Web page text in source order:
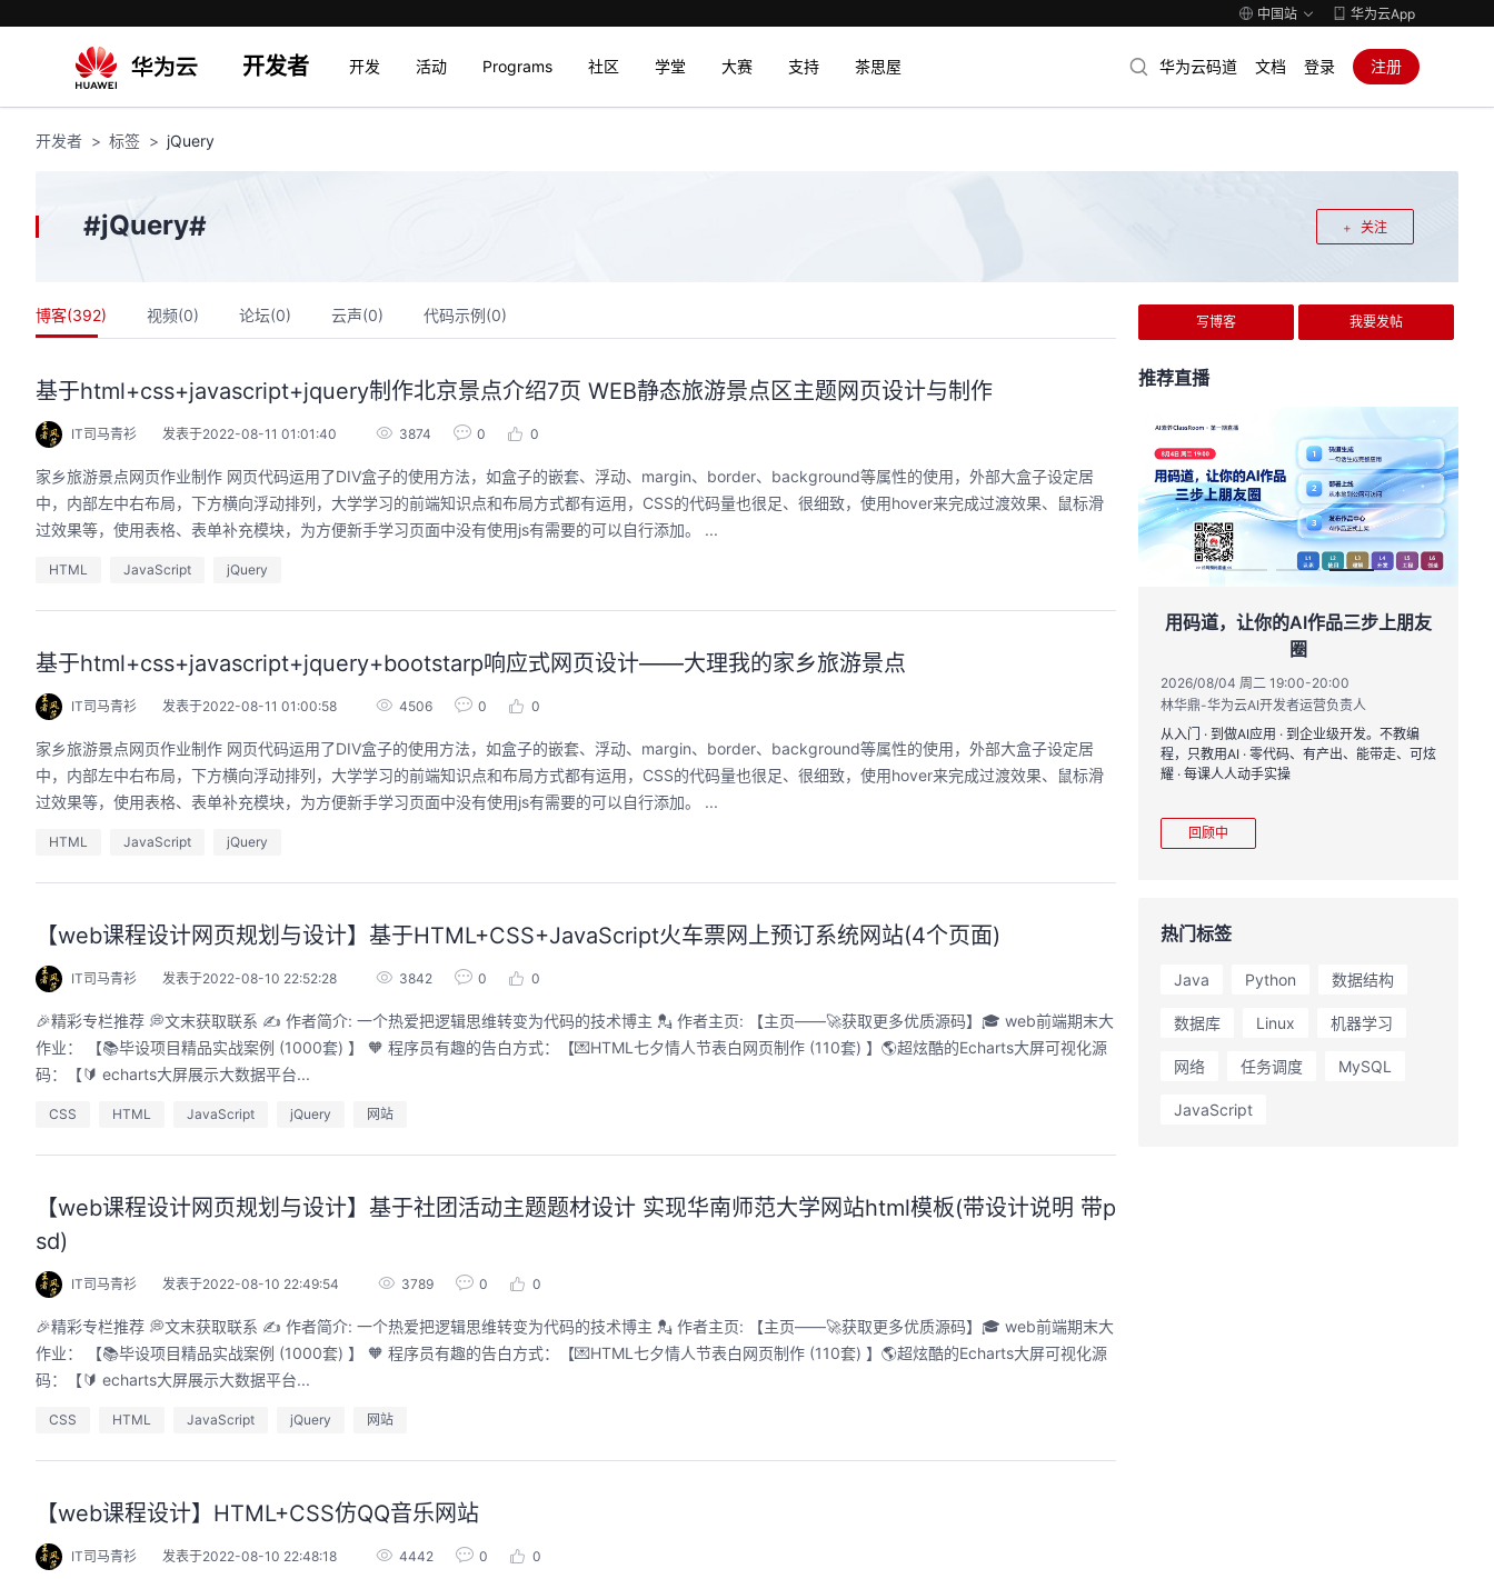
中国站 华为云App
开发者 开发 活动 Programs 社区 学堂 大赛 支持 茶思屋 华为云码道 文档 登录 注册
开发者 标签 jQuery
关注
#jQuery#
博客(392) 视频(0) 论坛(0) 云声(0) 代码示例(0)
基于html+css+javascript+jquery制作北京景点介绍7页 WEB静态旅游景点区主题网页设计与制作
IT司马青衫 发表于2022-08-11 01:01:40 3874 0 0
家乡旅游景点网页作业制作 网页代码运用了DIV盒子的使用方法，如盒子的嵌套、浮动、margin、border、background等属性的使用，外部大盒子设定居
中，内部左中右布局，下方横向浮动排列，大学学习的前端知识点和布局方式都有运用，CSS的代码量也很足、很细致，使用hover来完成过渡效果、鼠标滑
过效果等，使用表格、表单补充模块，为方便新手学习页面中没有使用js有需要的可以自行添加。 ...
HTML JavaScript jQuery
基于html+css+javascript+jquery+bootstarp响应式网页设计——大理我的家乡旅游景点
IT司马青衫 发表于2022-08-11 01:00:58 4506 0 0
家乡旅游景点网页作业制作 网页代码运用了DIV盒子的使用方法，如盒子的嵌套、浮动、margin、border、background等属性的使用，外部大盒子设定居
中，内部左中右布局，下方横向浮动排列，大学学习的前端知识点和布局方式都有运用，CSS的代码量也很足、很细致，使用hover来完成过渡效果、鼠标滑
过效果等，使用表格、表单补充模块，为方便新手学习页面中没有使用js有需要的可以自行添加。 ...
HTML JavaScript jQuery
【web课程设计网页规划与设计】基于HTML+CSS+JavaScript火车票网上预订系统网站(4个页面)
IT司马青衫 发表于2022-08-10 22:52:28 3842 0 0
🎉精彩专栏推荐 💭文末获取联系 ✍️ 作者简介: 一个热爱把逻辑思维转变为代码的技术博主 💂 作者主页: 【主页——🚀获取更多优质源码】🎓 web前端期末大
作业： 【📚毕设项目精品实战案例 (1000套) 】 🧡 程序员有趣的告白方式：【💌HTML七夕情人节表白网页制作 (110套) 】🌎超炫酷的Echarts大屏可视化源
码：【🔰 echarts大屏展示大数据平台...
CSS HTML JavaScript jQuery 网站
【web课程设计网页规划与设计】基于社团活动主题题材设计 实现华南师范大学网站html模板(带设计说明 带p
sd)
IT司马青衫 发表于2022-08-10 22:49:54 3789 0 0
🎉精彩专栏推荐 💭文末获取联系 ✍️ 作者简介: 一个热爱把逻辑思维转变为代码的技术博主 💂 作者主页: 【主页——🚀获取更多优质源码】🎓 web前端期末大
作业： 【📚毕设项目精品实战案例 (1000套) 】 🧡 程序员有趣的告白方式：【💌HTML七夕情人节表白网页制作 (110套) 】🌎超炫酷的Echarts大屏可视化源
码：【🔰 echarts大屏展示大数据平台...
CSS HTML JavaScript jQuery 网站
【web课程设计】HTML+CSS仿QQ音乐网站
IT司马青衫 发表于2022-08-10 22:48:18 4442 0 0
写博客 我要发帖
推荐直播
林华鼎-华为云AI开发者运营负责人
程，只教用AI · 零代码、有产出、能带走、可炫
耀 · 每课人人动手实操
回顾中
智能开发全链路实战
kill市场安装专家技能，带你零距离体验从需
求，开发，审查，重构全链路闭环的开发过
程。从零构建并交付一个完整项目，让您体验
从代码提交到服务上线的“极速”之旅。
2026/07/23 周四 15:00-17:00
张豪杰/程文/王军/刘新春/黄钦开 /张晓天
本体R2C小时级接入、环境重建与轨迹生成仿
真数据生产、PB级数据管理、数据评测、模型
训推、强化学习和Benchmark一键评测等功
用码道，让你的AI作品三步上朋友
圈
2026/08/04 周二 19:00-20:00
林华鼎-华为云AI开发者运营负责人
从入门 · 到做AI应用 · 到企业级开发。不教编
程，只教用AI · 零代码、有产出、能带走、可炫
耀 · 每课人人动手实操
回顾中
热门标签
Java Python 数据结构
数据库 Linux 机器学习
网络 任务调度 MySQL
JavaScript